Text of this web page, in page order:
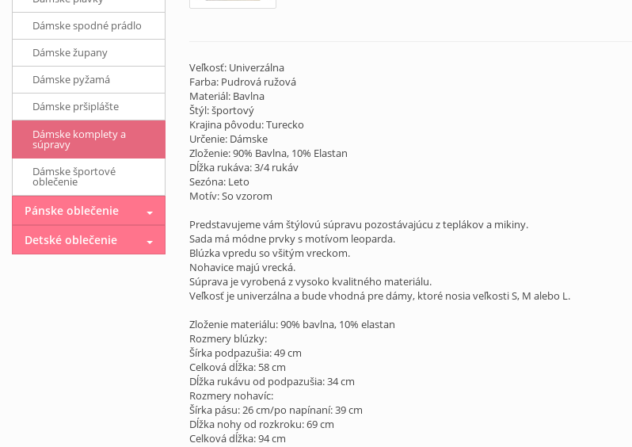
Veľkosť: Univerzálna
Farba: Pudrová ružová
Materiál: Bavlna
Štýl: športový
Krajina pôvodu: Turecko
Určenie: Dámske
Zloženie: 90% Bavlna, 10% Elastan
Dĺžka rukáva: 3/4 rukáv
Sezóna: Leto
Motív: So vzorom
Predstavujeme vám štýlovú súpravu pozostávajúcu z teplákov a mikiny.
Sada má módne prvky s motívom leoparda.
Blúzka vpredu so všitým vreckom.
Nohavice majú vrecká.
Súprava je vyrobená z vysoko kvalitného materiálu.
Veľkosť je univerzálna a bude vhodná pre dámy, ktoré nosia veľkosti S, M alebo L.
Zloženie materiálu: 90% bavlna, 10% elastan
Rozmery blúzky:
Šírka podpazušia: 49 cm
Celková dĺžka: 58 cm
Dĺžka rukávu od podpazušia: 34 cm
Rozmery nohavíc:
Šírka pásu: 26 cm/po napínaní: 39 cm
Dĺžka nohy od rozkroku: 69 cm
Celková dĺžka: 94 cm
Dámske spodné prádlo
Dámske župany
Dámske pyžamá
Dámske pršiplášte
Dámske komplety a
súpravy
Dámske športové
oblečenie
Pánske oblečenie
Detské oblečenie